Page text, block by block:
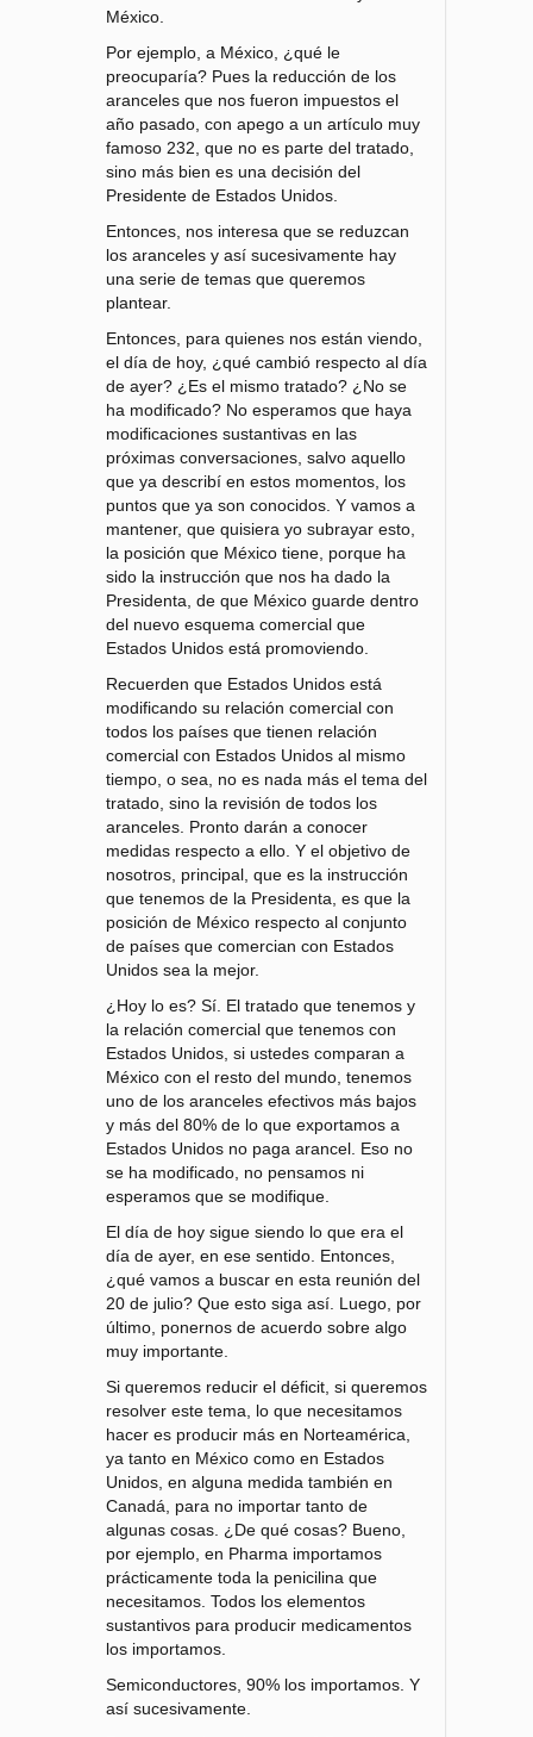
México.
Por ejemplo, a México, ¿qué le
preocuparía? Pues la reducción de los
aranceles que nos fueron impuestos el
año pasado, con apego a un artículo muy
famoso 232, que no es parte del tratado,
sino más bien es una decisión del
Presidente de Estados Unidos.
Entonces, nos interesa que se reduzcan
los aranceles y así sucesivamente hay
una serie de temas que queremos
plantear.
Entonces, para quienes nos están viendo,
el día de hoy, ¿qué cambió respecto al día
de ayer? ¿Es el mismo tratado? ¿No se
ha modificado? No esperamos que haya
modificaciones sustantivas en las
próximas conversaciones, salvo aquello
que ya describí en estos momentos, los
puntos que ya son conocidos. Y vamos a
mantener, que quisiera yo subrayar esto,
la posición que México tiene, porque ha
sido la instrucción que nos ha dado la
Presidenta, de que México guarde dentro
del nuevo esquema comercial que
Estados Unidos está promoviendo.
Recuerden que Estados Unidos está
modificando su relación comercial con
todos los países que tienen relación
comercial con Estados Unidos al mismo
tiempo, o sea, no es nada más el tema del
tratado, sino la revisión de todos los
aranceles. Pronto darán a conocer
medidas respecto a ello. Y el objetivo de
nosotros, principal, que es la instrucción
que tenemos de la Presidenta, es que la
posición de México respecto al conjunto
de países que comercian con Estados
Unidos sea la mejor.
¿Hoy lo es? Sí. El tratado que tenemos y
la relación comercial que tenemos con
Estados Unidos, si ustedes comparan a
México con el resto del mundo, tenemos
uno de los aranceles efectivos más bajos
y más del 80% de lo que exportamos a
Estados Unidos no paga arancel. Eso no
se ha modificado, no pensamos ni
esperamos que se modifique.
El día de hoy sigue siendo lo que era el
día de ayer, en ese sentido. Entonces,
¿qué vamos a buscar en esta reunión del
20 de julio? Que esto siga así. Luego, por
último, ponernos de acuerdo sobre algo
muy importante.
Si queremos reducir el déficit, si queremos
resolver este tema, lo que necesitamos
hacer es producir más en Norteamérica,
ya tanto en México como en Estados
Unidos, en alguna medida también en
Canadá, para no importar tanto de
algunas cosas. ¿De qué cosas? Bueno,
por ejemplo, en Pharma importamos
prácticamente toda la penicilina que
necesitamos. Todos los elementos
sustantivos para producir medicamentos
los importamos.
Semiconductores, 90% los importamos. Y
así sucesivamente.